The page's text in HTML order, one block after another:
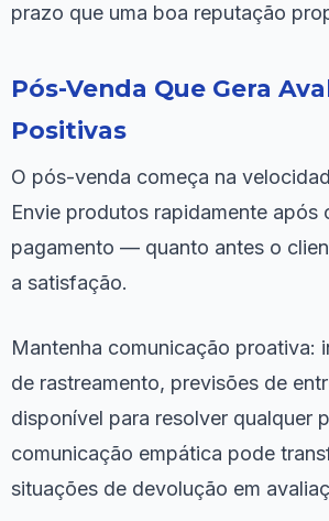
prazo que uma boa reputação
Pós-Venda Que Gera
Positivas
O pós-venda começa na
Envie produtos rapidamente após
pagamento — quanto antes o
a satisfação.
Mantenha comunicação proativa:
de rastreamento, previsões de
disponível para resolver qualquer
comunicação empática pode
situações de devolução em